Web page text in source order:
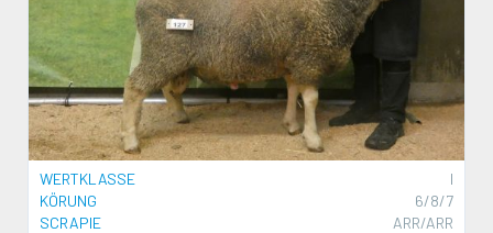
WERTKLASSE
I
KÖRUNG
6/8/7
SCRAPIE
ARR/ARR